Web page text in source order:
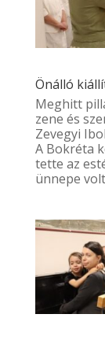
Önálló
Meghitt
zene és
Zevegyi
A Bokréta
tette az
ünnepe